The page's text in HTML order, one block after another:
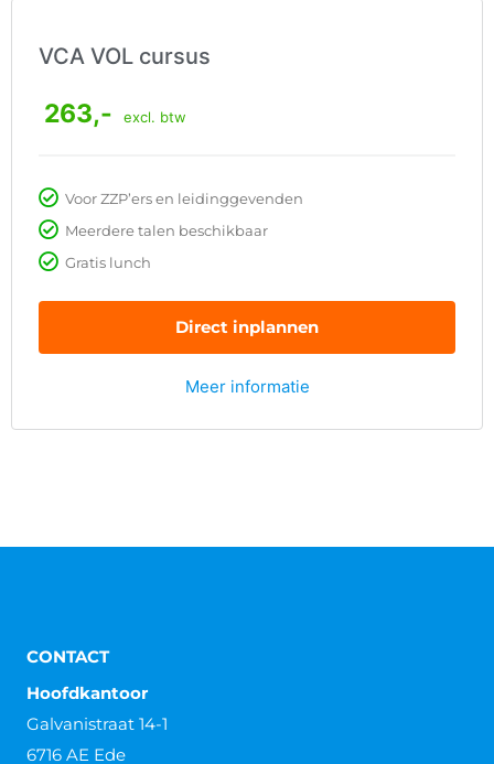
VCA VOL cursus
263,- excl. btw
Voor ZZP’ers en leidinggevenden
Meerdere talen beschikbaar
Gratis lunch
Direct inplannen
Meer informatie
CONTACT
Hoofdkantoor
Galvanistraat 14-1
6716 AE Ede